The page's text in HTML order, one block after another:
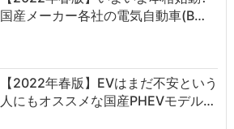
国産メーカー各社の電気自動車(B…
【2022年春版】EVはまだ不安という
人にもオススメな国産PHEVモデル…